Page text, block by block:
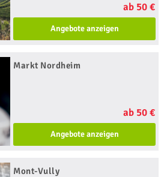
ab 50 €
Angebote anzeigen
Markt Nordheim
ab 50 €
Angebote anzeigen
Mont-Vully